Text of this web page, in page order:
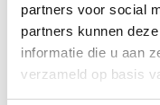
partners voor social
partners kunnen
informatie die u aan
verzameld op basis
• Ontzorgen van A-Z
Bespaar tijd en stress
TravelXL